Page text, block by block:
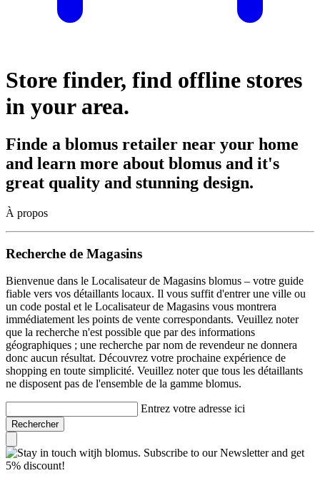
Store finder, find offline stores
in your area.
Finde a blomus retailer near your home
and learn more about blomus and it's
great quality and stunning design.
À propos
Recherche de Magasins
Bienvenue dans le Localisateur de Magasins blomus – votre guide
fiable vers vos détaillants locaux. Il vous suffit d'entrer une ville ou
un code postal et le Localisateur de Magasins vous montrera
immédiatement les points de vente correspondants. Veuillez noter
que la recherche n'est possible que par des informations
géographiques ; une recherche par nom de revendeur ne donnera
donc aucun résultat. Découvrez votre prochaine expérience de
shopping en toute simplicité. Veuillez noter que tous les détaillants
ne disposent pas de l'ensemble de la gamme blomus.
Entrez votre adresse ici
Rechercher